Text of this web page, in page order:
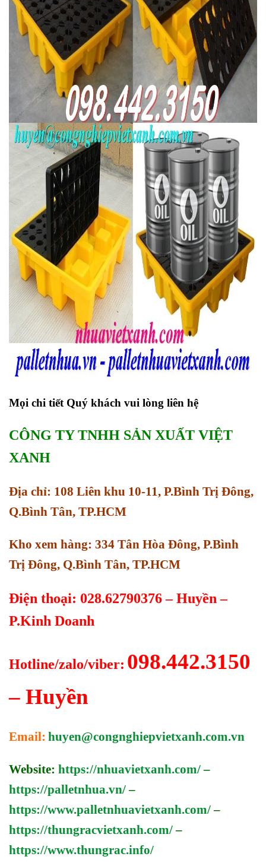
Mọi chi tiết Quý khách vui lòng liên hệ
CÔNG TY TNHH SẢN XUẤT VIỆT
XANH
Địa chỉ: 108 Liên khu 10-11, P.Bình Trị Đông,
Q.Bình Tân, TP.HCM
Kho xem hàng: 334 Tân Hòa Đông, P.Bình
Trị Đông, Q.Bình Tân, TP.HCM
Điện thoại: 028.62790376 – Huyền –
P.Kinh Doanh
Hotline/zalo/viber: 098.442.3150
– Huyền
Email: huyen@congnghiepvietxanh.com.vn
Website: https://nhuavietxanh.com/–
https://palletnhua.vn/–
https://www.palletnhuavietxanh.com/–
https://thungracvietxanh.com/–
https://www.thungrac.info/